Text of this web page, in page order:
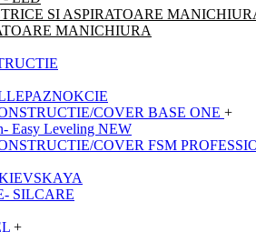
SI ASPIRATOARE
MANICHIURA
COVER BASE ONE +
Easy Leveling NEW
COVER FSM
SILCARE
+